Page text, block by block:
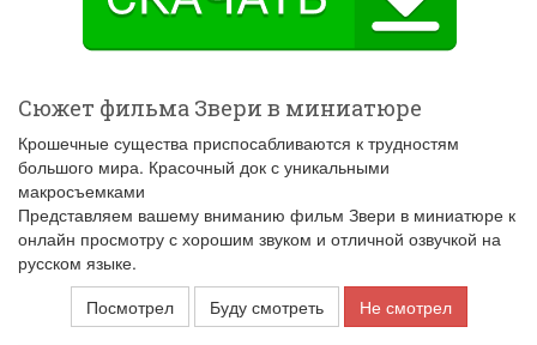
Сюжет фильма Звери в миниатюре
Крошечные существа приспосабливаются к трудностям
большого мира. Красочный док с уникальными
макросъемками
Представляем вашему вниманию фильм Звери в миниатюре к
онлайн просмотру с хорошим звуком и отличной озвучкой на
русском языке.
Посмотрел
Буду смотреть Не смотрел